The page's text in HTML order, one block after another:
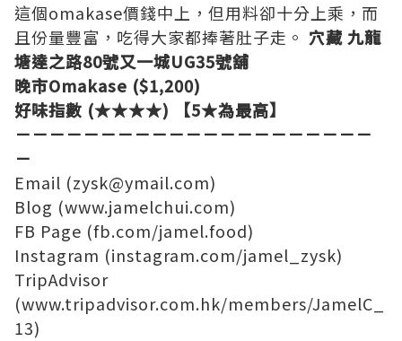
這個omakase價錢中上，但用料卻十分上乘，而
且份量豐富，吃得大家都捧著肚子走。 穴藏九龍
塘達之路80號又一城UG35號舖
晚市Omakase ($1,200)
好味指數 (★★★★) 【5★為最高】
－－－－－－－－－－－－－－－－－－－－－
－
Email (zysk@ymail.com)
Blog (www.jamelchui.com)
FB Page (fb.com/jamel.food)
Instagram (instagram.com/jamel_zysk)
TripAdvisor
(www.tripadvisor.com.hk/members/JamelC_
13)